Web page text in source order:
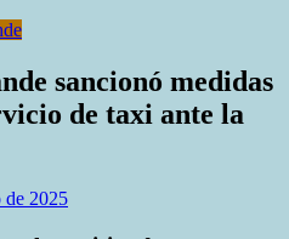
sancionó medidas
de taxi ante la
de 2025